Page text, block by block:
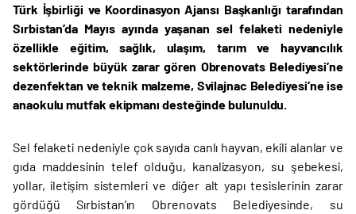
Türk İşbirliği ve Koordinasyon Ajansı Başkanlığı tarafından
Sırbistan’da Mayıs ayında yaşanan sel felaketi nedeniyle
özellikle eğitim, sağlık, ulaşım, tarım ve hayvancılık
sektörlerinde büyük zarar gören Obrenovats Belediyesi’ne
dezenfektan ve teknik malzeme, Svilajnac Belediyesi’ne ise
anaokulu mutfak ekipmanı desteğinde bulunuldu.
Sel felaketi nedeniyle çok sayıda canlı hayvan, ekili alanlar ve
gıda maddesinin telef olduğu, kanalizasyon, su şebekesi,
yollar, iletişim sistemleri ve diğer alt yapı tesislerinin zarar
gördüğü Sırbistan’ın Obrenovats Belediyesinde, su